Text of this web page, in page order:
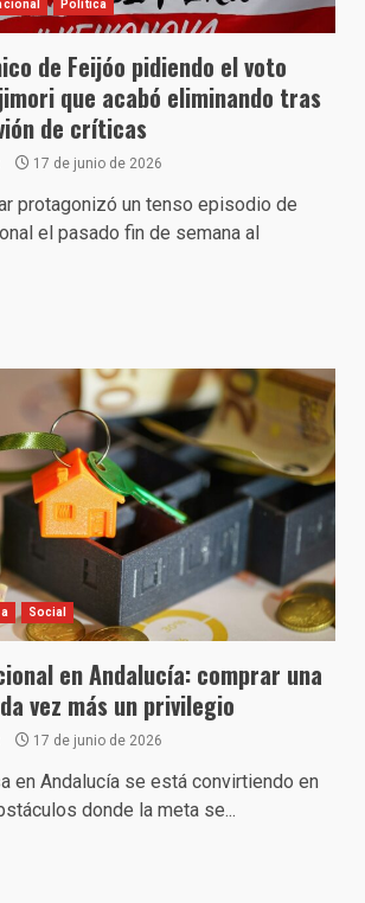
Política
de Feijóo pidiendo el voto
que acabó eliminando tras
de críticas
17 de junio de 2026
protagonizó un tenso episodio de
el pasado fin de semana al
Social
en Andalucía: comprar una
vez más un privilegio
17 de junio de 2026
en Andalucía se está convirtiendo en
donde la meta se...